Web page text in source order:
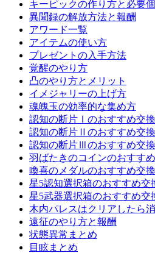
キーピックの作り方と必要
異聞録の解放方法と報酬
アワード一覧
アイテムの使い方
プレゼントの入手方法
覚醒のやり方
凸のやり方とメリット
イメジャリーの上げ方
魂魄玉の効率的な集め方
認知の断片Ⅰのおすすめ交
認知の断片Ⅱのおすすめ交
認知の断片Ⅲのおすすめ交
羽ばたきのコインのおすす
喚喜のメダルのおすすめ交
星5認知選択箱のおすすめ交
星5武器選択箱のおすすめ交
木内パレスはクリアしたら
遠征のやり方と報酬
状態異常まとめ
目眩まとめ